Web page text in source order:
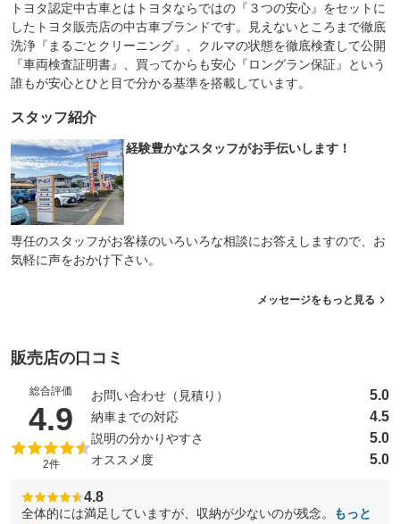
トヨタ認定中古車とはトヨタならではの『３つの安心』をセットに
したトヨタ販売店の中古車ブランドです。見えないところまで徹底
洗浄『まるごとクリーニング』、クルマの状態を徹底検査して公開
『車両検査証明書』、買ってからも安心『ロングラン保証』という
誰もが安心とひと目で分かる基準を搭載しています。
スタッフ紹介
経験豊かなスタッフがお手伝いします！
専任のスタッフがお客様のいろいろな相談にお答えしますので、お
気軽に声をおかけ下さい。
メッセージをもっと見る
販売店の口コミ
総合評価
4.9 （5点満点中）
2件
お問い合わせ（見積り） 5.0
納車までの対応 4.5
説明の分かりやすさ 5.0
オススメ度 5.0
4.8
全体的には満足していますが、収納が少ないのが残念。
もっと